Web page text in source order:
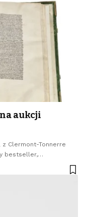
aukcji
z Clermont-Tonnerre
bestseller,…